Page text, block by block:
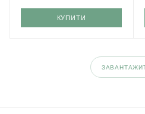
КУПИТИ